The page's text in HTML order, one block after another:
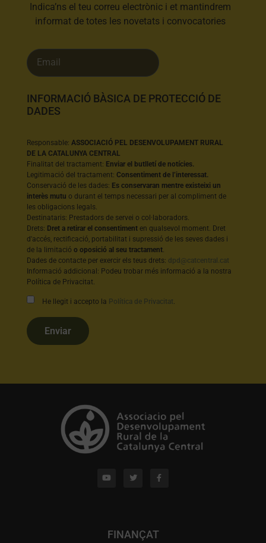
Indica’ns el teu correu electrònic i et mantindrem
informat de totes les novetats i convocatories
INFORMACIÓ BÀSICA DE PROTECCIÓ DE
DADES
Responsable:ASSOCIACIÓ PEL DESENVOLUPAMENT RURAL
DE LA CATALUNYA CENTRAL
Finalitat del tractament: Enviar el butlletí de notícies.
Legitimació del tractament:Consentiment de l’interessat.
Conservació de les dades: Es conservaran mentre existeixi un
interès mutu o durant el temps necessari per al compliment de
les obligacions legals.
Destinataris: Prestadors de servei o col·laboradors.
Drets: Dret a retirar el consentiment en qualsevol moment. Dret
d'accés, rectificació, portabilitat i supressió de les seves dades i
de la limitacióo oposició al seu tractament.
Dades de contacte per exercir els teus drets: dpd@catcentral.cat
Informació addicional: Podeu trobar més informació a la nostra
Política de Privacitat.
He llegit i accepto la Política de Privacitat.
Enviar
FINANÇAT